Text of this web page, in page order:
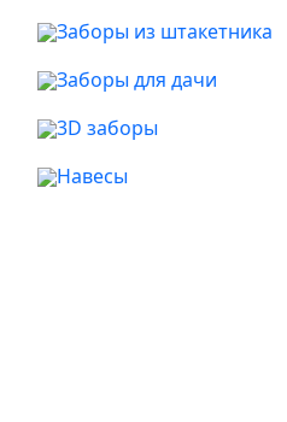
Заборы из штакетника
Заборы для дачи
3D заборы
Навесы